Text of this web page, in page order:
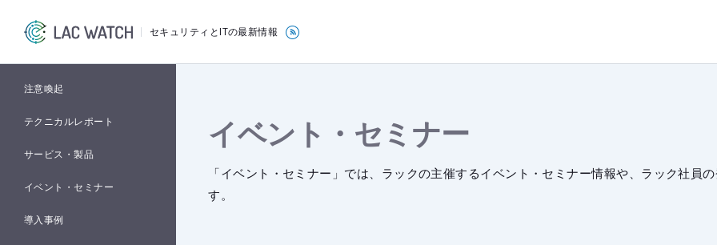
セキュリティとITの最新情報
注意喚起
テクニカルレポート
サービス・製品
イベント・セミナー
導入事例
イベント・セミナー
「イベント・セミナー」では、ラックの主催するイベント・セミナー情報や、ラック社員
す。